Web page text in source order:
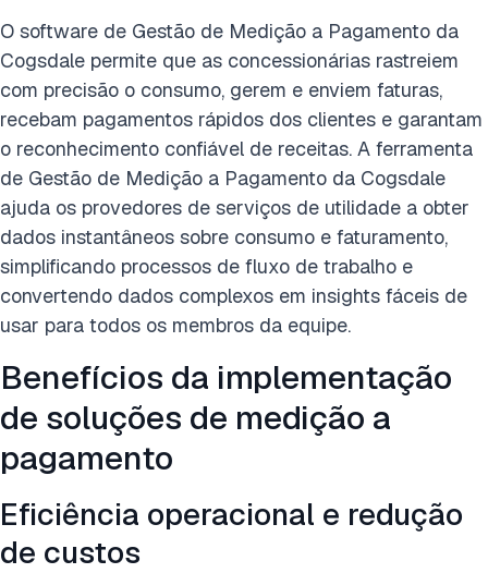
O software de Gestão de Medição a Pagamento da
Cogsdale permite que as concessionárias rastreiem
com precisão o consumo, gerem e enviem faturas,
recebam pagamentos rápidos dos clientes e garantam
o reconhecimento confiável de receitas. A ferramenta
de Gestão de Medição a Pagamento da Cogsdale
ajuda os provedores de serviços de utilidade a obter
dados instantâneos sobre consumo e faturamento,
simplificando processos de fluxo de trabalho e
convertendo dados complexos em insights fáceis de
usar para todos os membros da equipe.
Benefícios da implementação
de soluções de medição a
pagamento
Eficiência operacional e redução
de custos